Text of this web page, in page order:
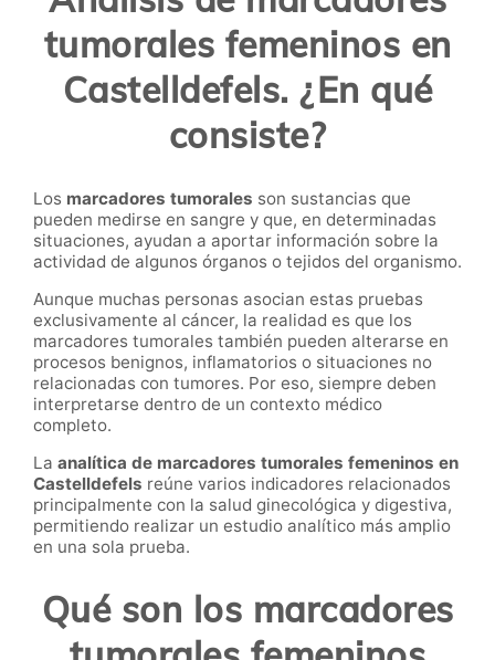
tumorales femeninos en
Castelldefels. ¿En qué
consiste?
Los marcadores tumorales son sustancias que
pueden medirse en sangre y que, en determinadas
situaciones, ayudan a aportar información sobre la
actividad de algunos órganos o tejidos del organismo.
Aunque muchas personas asocian estas pruebas
exclusivamente al cáncer, la realidad es que los
marcadores tumorales también pueden alterarse en
procesos benignos, inflamatorios o situaciones no
relacionadas con tumores. Por eso, siempre deben
interpretarse dentro de un contexto médico
completo.
La analítica de marcadores tumorales femeninos en
Castelldefels reúne varios indicadores relacionados
principalmente con la salud ginecológica y digestiva,
permitiendo realizar un estudio analítico más amplio
en una sola prueba.
Qué son los marcadores